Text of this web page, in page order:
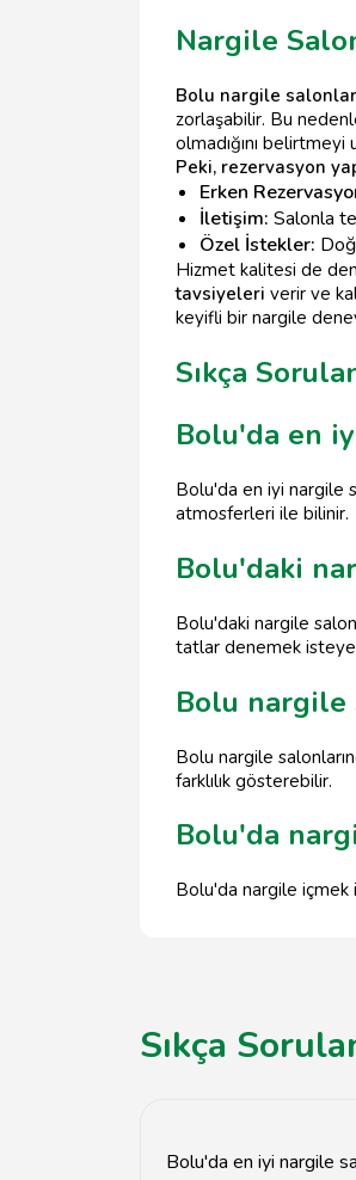
Nargile
Bolu nargile
zorlaşabilir. Bu
olmadığını belirtmeyi
Peki, rezervasyon
Erken
İletişim: Salonla
Özel İstekler:
Hizmet kalitesi de
tavsiyeleri verir ve
keyifli bir nargile
Sıkça
Bolu'da en
Bolu'da en iyi nargile
atmosferleri ile bilinir.
Bolu'daki
Bolu'daki nargile
tatlar denemek
Bolu nargile
Bolu nargile
farklılık gösterebilir.
Bolu'da
Bolu'da nargile içmek
Sıkça
Bolu'da en iyi nargile